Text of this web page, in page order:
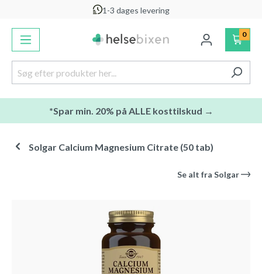
1-3 dages levering
0
*Spar min. 20% på ALLE kosttilskud →
Solgar Calcium Magnesium Citrate (50 tab)
Se alt fra Solgar